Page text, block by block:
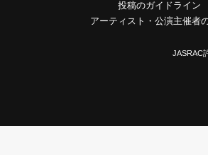
投稿のガイドライン
アーティスト・公演主催者
JASRAC